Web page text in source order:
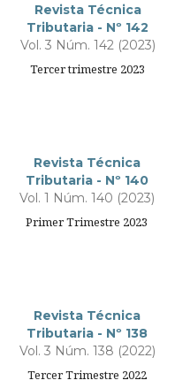
Revista Técnica
Tributaria - Nº 142
Vol. 3 Núm. 142 (2023)
Tercer trimestre 2023
Revista Técnica
Tributaria - Nº 140
Vol. 1 Núm. 140 (2023)
Primer Trimestre 2023
Revista Técnica
Tributaria - Nº 138
Vol. 3 Núm. 138 (2022)
Tercer Trimestre 2022